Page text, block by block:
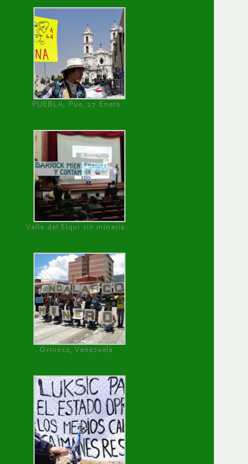
PUEBLA, Pue, 27 Enero
Valle del Elqui sin minería.
Orinoco, Venezuela